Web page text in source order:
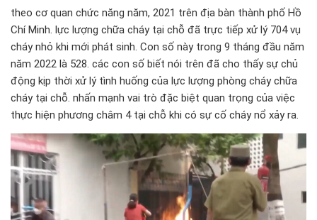
theo cơ quan chức năng năm, 2021 trên địa bàn thành phố Hồ
Chí Minh. lực lượng chữa cháy tại chỗ đã trực tiếp xử lý 704 vụ
cháy nhỏ khi mới phát sinh. Con số này trong 9 tháng đầu năm
năm 2022 là 528. các con số biết nói trên đã cho thấy sự chủ
động kịp thời xử lý tình huống của lực lượng phòng cháy chữa
cháy tại chỗ. nhấn mạnh vai trò đặc biệt quan trọng của việc
thực hiện phương châm 4 tại chỗ khi có sự cố cháy nổ xảy ra.